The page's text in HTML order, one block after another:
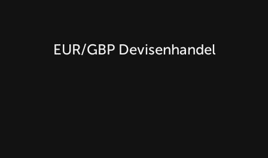
EUR/GBP Devisenhandel